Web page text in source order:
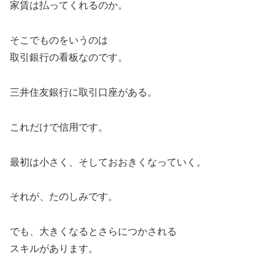
家賃は払ってくれるのか。
そこでものをいうのは
取引銀行の看板なのです。
三井住友銀行に取引口座がある。
これだけで信用です。
最初は小さく、そしておおきくなっていく。
それが、たのしみです。
でも、大きくなるとさらにつかされる
スキルがあります。